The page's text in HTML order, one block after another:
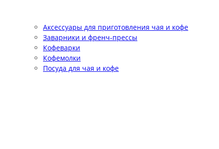
Аксессуары для приготовления чая и кофе
Заварники и френч-прессы
Кофеварки
Кофемолки
Посуда для чая и кофе